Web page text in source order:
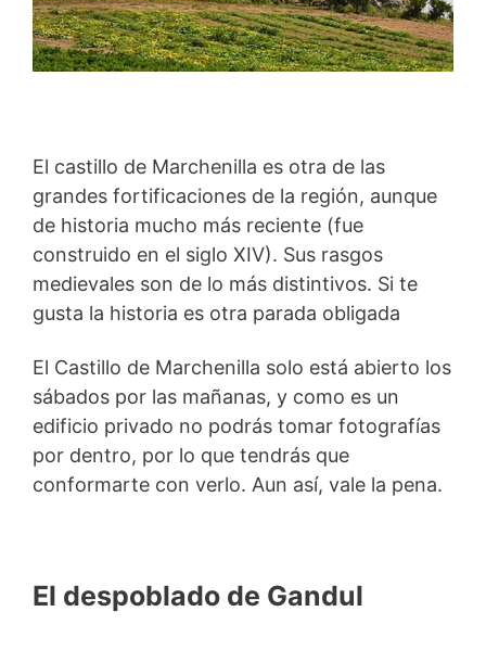
El castillo de Marchenilla es otra de las
grandes fortificaciones de la región, aunque
de historia mucho más reciente (fue
construido en el siglo XIV). Sus rasgos
medievales son de lo más distintivos. Si te
gusta la historia es otra parada obligada
El Castillo de Marchenilla solo está abierto los
sábados por las mañanas, y como es un
edificio privado no podrás tomar fotografías
por dentro, por lo que tendrás que
conformarte con verlo. Aun así, vale la pena.
El despoblado de Gandul